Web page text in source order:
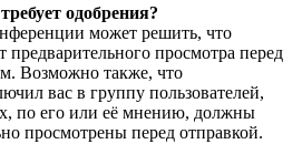
одобрения?
может решить, что
предварительного просмотра перед
Возможно также, что
вас в группу пользователей,
по его или её мнению, должны
просмотрены перед отправкой.